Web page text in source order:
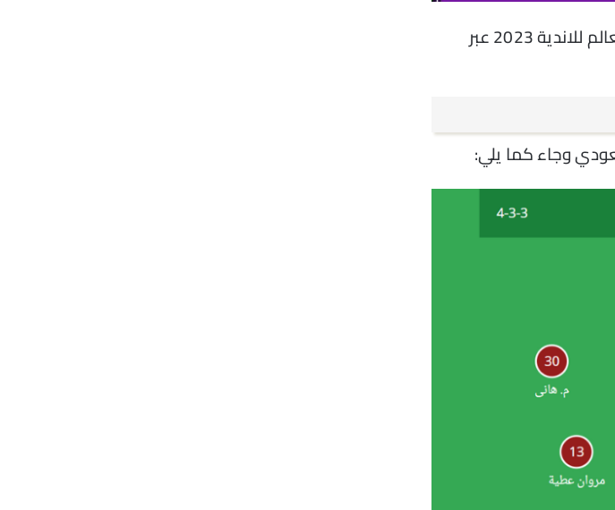
يمكنك مشاهدة بث مباشر مباراة الأهلي والاتحاد السعودي في كأس العالم للاندية 2023 عبر
وجاء كما يلي: